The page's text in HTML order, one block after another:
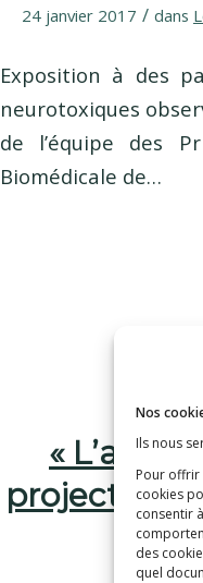
Nos
Ils nous
Pour offrir
cookies
consentir
des
quel
24 janvier 2017 / dans
Exposition à des
neurotoxiques
de l’équipe des
Biomédicale de…
«
projection
20